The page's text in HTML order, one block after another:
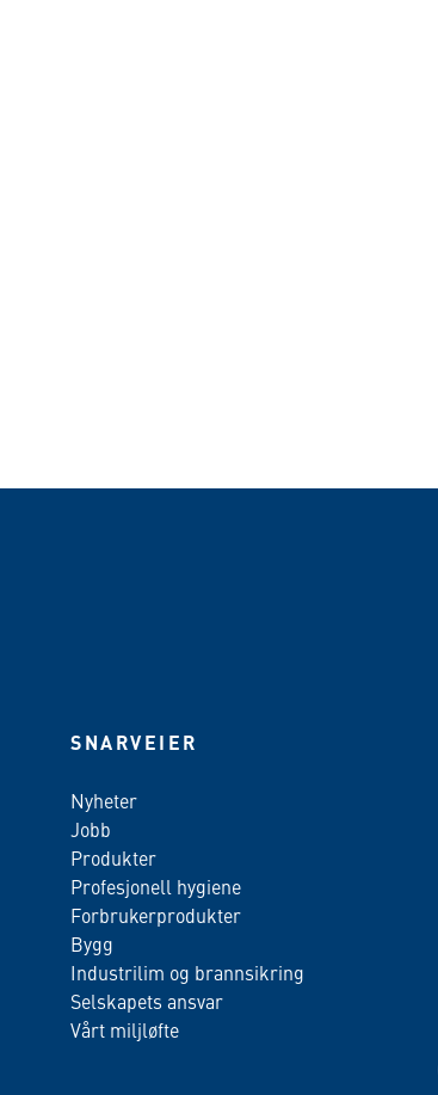
SNARVEIER
Nyheter
Jobb
Produkter
Profesjonell hygiene
Forbrukerprodukter
Bygg
Industrilim og brannsikring
Selskapets ansvar
Vårt miljløfte